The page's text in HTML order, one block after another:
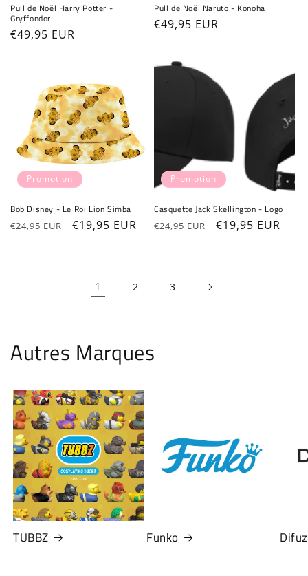
Pull de Noël Harry Potter -
Gryffondor
Prix
€49,95 EUR
Pull de Noël Naruto - Konoha
Prix
€49,95 EUR
Promotion
Bob Disney - Le Roi Lion Simba
Prix
€24,95 EUR
Prix
€19,95 EUR
Promotion
Casquette Jack Skellington - Logo
Prix
€24,95 EUR
Prix
€19,95 EUR
1 2 3
Autres Marques
TUBBZ Funko